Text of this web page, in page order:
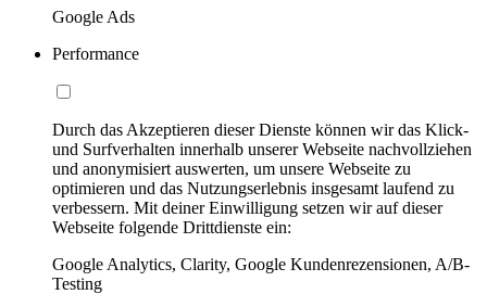
Google Ads
Performance
Durch das Akzeptieren dieser Dienste können wir das Klick-
und Surfverhalten innerhalb unserer Webseite nachvollziehen
und anonymisiert auswerten, um unsere Webseite zu
optimieren und das Nutzungserlebnis insgesamt laufend zu
verbessern. Mit deiner Einwilligung setzen wir auf dieser
Webseite folgende Drittdienste ein:
Google Analytics, Clarity, Google Kundenrezensionen, A/B-
Testing